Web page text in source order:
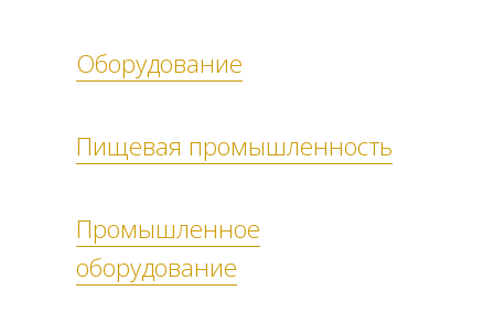
Оборудование
Пищевая промышленность
Промышленное
оборудование